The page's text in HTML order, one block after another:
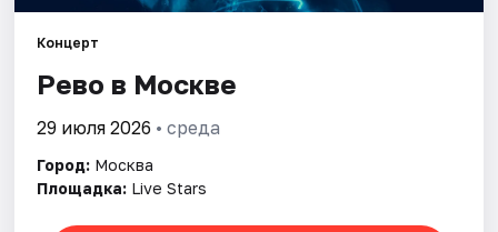
Площадки
Артисты
Рейтинги
Концерт
Рево в Москве
29 июля 2026 • среда
Город: Москва
Площадка: Live Stars